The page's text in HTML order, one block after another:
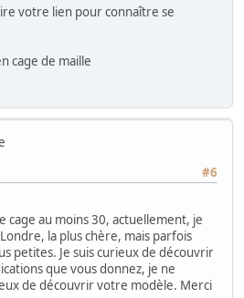
votre lien pour connaître se
cage de maille
#6
cage au moins 30, actuellement, je
la plus chère, mais parfois
petites. Je suis curieux de découvrir
que vous donnez, je ne
de découvrir votre modèle. Merci